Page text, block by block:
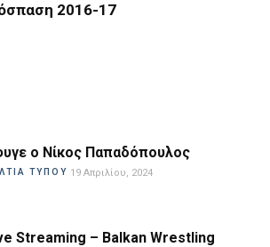
2016-17
ο Νίκος Παπαδόπουλος
ΤΥΠΟΥ 19 Απριλίου, 2024
Streaming – Balkan Wrestling